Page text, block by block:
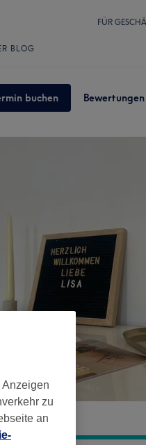
FÜR
BLOG
buchen Bewertungen
zu
an